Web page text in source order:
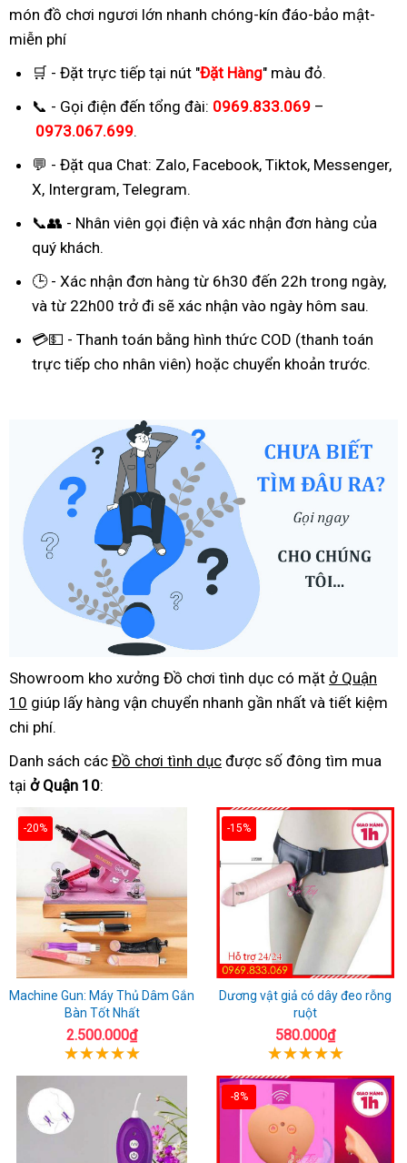
món đồ chơi ngươi lớn nhanh chóng-kín đáo-bảo mật-
miễn phí
🛒 - Đặt trực tiếp tại nút "Đặt Hàng" màu đỏ.
📞 - Gọi điện đến tổng đài: 0969.833.069 –
0973.067.699.
💬 - Đặt qua Chat: Zalo, Facebook, Tiktok, Messenger,
X, Intergram, Telegram.
📞👥 - Nhân viên gọi điện và xác nhận đơn hàng của
quý khách.
🕒 - Xác nhận đơn hàng từ 6h30 đến 22h trong ngày,
và từ 22h00 trở đi sẽ xác nhận vào ngày hôm sau.
💳💵 - Thanh toán bằng hình thức COD (thanh toán
trực tiếp cho nhân viên) hoặc chuyển khoản trước.
Showroom kho xưởng Đồ chơi tình dục có mặt ở Quận
10 giúp lấy hàng vận chuyển nhanh gần nhất và tiết kiệm
chi phí.
Danh sách các Đồ chơi tình dục được số đông tìm mua
tại ở Quận 10:
-20%
Machine Gun: Máy Thủ Dâm Gắn
Bàn Tốt Nhất
2.500.000₫
-15%
Dương vật giả có dây đeo rỗng
ruột
580.000₫
-8%